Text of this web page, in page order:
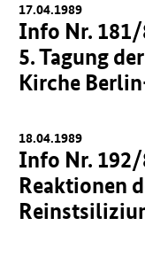
17.04.1989
Info Nr.
5. Tagung
Kirche
18.04.1989
Info Nr.
Reaktionen